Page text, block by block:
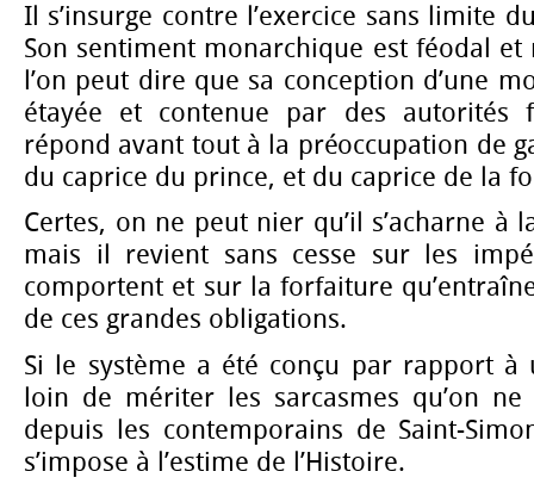
Il s’insurge contre l’exercice sans limite
Son sentiment monarchique est féodal et
l’on peut dire que sa conception d’une
étayée et contenue par des autorités
répond avant tout à la préoccupation de
du caprice du prince, et du caprice de la
Certes, on ne peut nier qu’il s’acharne à
mais il revient sans cesse sur les
comportent et sur la forfaiture
de ces grandes obligations.
Si le système a été conçu par rapport à
loin de mériter les sarcasmes qu’on
depuis les contemporains de Saint-
s’impose à l’estime de l’Histoire.